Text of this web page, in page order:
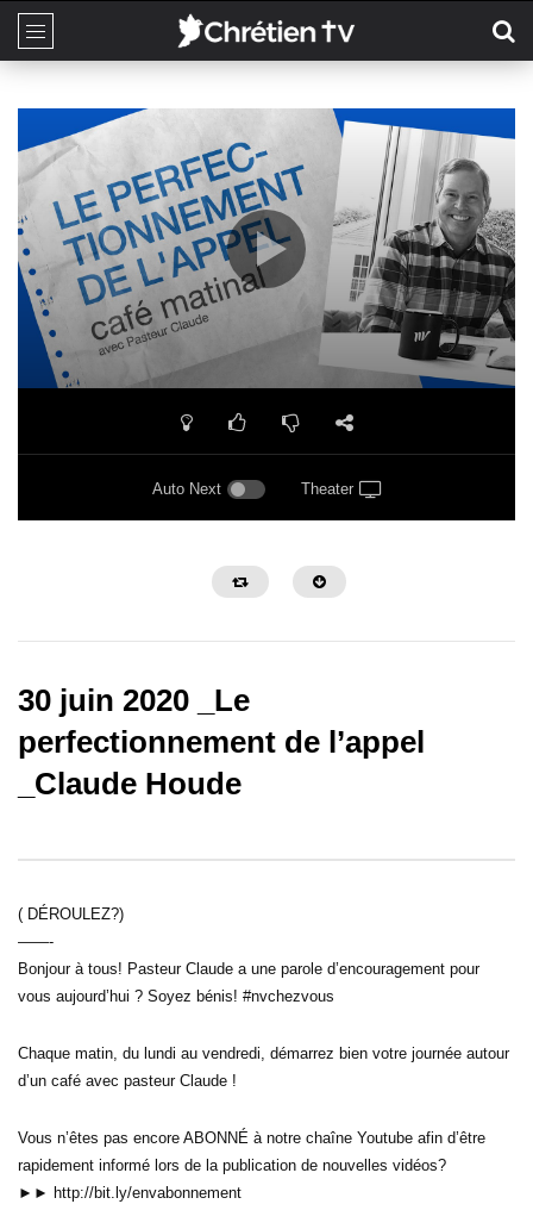
Auto Next Theater
13:39
30 juin 2020 _Le
perfectionnement de l’appel
_Claude Houde
( DÉROULEZ?)
——-
Bonjour à tous! Pasteur Claude a une parole d’encouragement pour
vous aujourd’hui ? Soyez bénis! #nvchezvous
Chaque matin, du lundi au vendredi, démarrez bien votre journée autour
d’un café avec pasteur Claude !
Vous n’êtes pas encore ABONNÉ à notre chaîne Youtube afin d’être
rapidement informé lors de la publication de nouvelles vidéos?
►► http://bit.ly/envabonnement